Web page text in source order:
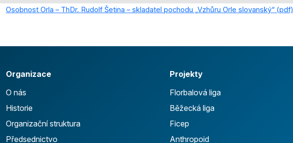
Osobnost Orla – ThDr. Rudolf Šetina – skladatel pochodu „Vzhůru Orle slovanský“ (pdf)
Organizace
O nás
Historie
Organizační struktura
Předsednictvo
Projekty
Florbalová liga
Běžecká liga
Ficep
Anthropoid